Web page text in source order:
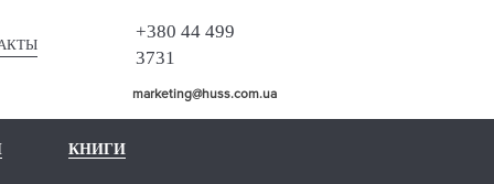
+380 44 499
3731
marketing@huss.com.ua
КНИГИ